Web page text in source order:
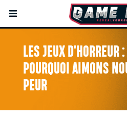
LES JEUX D'HORREUR :
POURQUOI AIMONS
PEUR